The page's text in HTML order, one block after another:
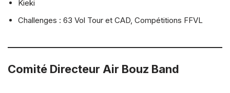
Kieki
Challenges : 63 Vol Tour et CAD, Compétitions FFVL
Comité Directeur Air Bouz Band